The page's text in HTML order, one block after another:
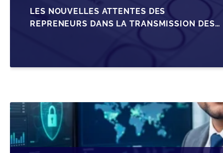
LES NOUVELLES ATTENTES DES
REPRENEURS DANS LA TRANSMISSION DES